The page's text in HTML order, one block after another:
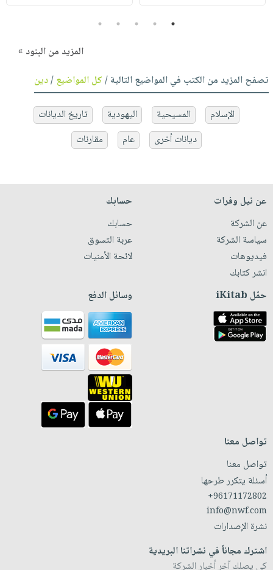
1
2
3
4
5
المزيد من البنود »
تصفح المزيد من الكتب في المواضيع التالية /كل المواضيع/دين
الإسلام المسيحية اليهودية
تاريخ الديانات
ديانات أخرى
عام مقارنات
عن نيل وفرات
عن الشركة
سياسة الشركة
فيديوهات
انشر كتابك
حسابك
حسابك
عربة التسوق
لائحة الأمنيات
حمّل iKitab وسائل الدفع
تواصل معنا
تواصل معنا
أسئلة يتكرر طرحها
+96171172802
info@nwf.com
نشرة الإصدارات
اشترك مجاناً في نشراتنا البريدية
كي يصلك آخر أخبار الشركة